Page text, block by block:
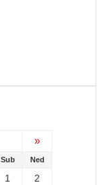
»
Sub Ned
1
2